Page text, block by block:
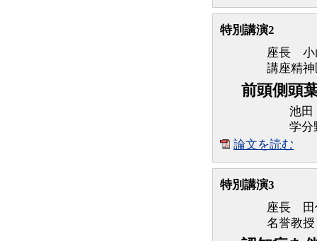
特別講演2
座長 小
講座精
前頭側頭
池
学
論文を読む
特別講演3
座長 田
名誉教